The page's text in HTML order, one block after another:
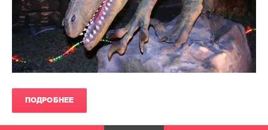
ПОДРОБНЕЕ